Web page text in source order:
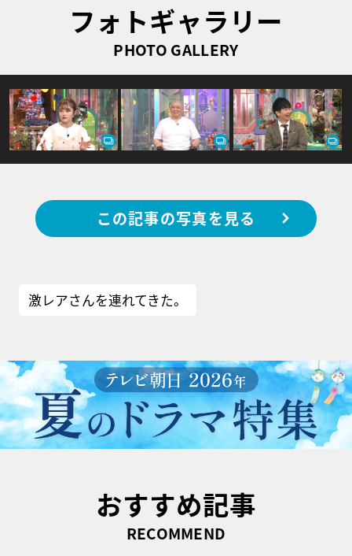
フォトギャラリー
PHOTO GALLERY
この記事の写真を見る
激レアさんを連れてきた。
おすすめ記事
RECOMMEND